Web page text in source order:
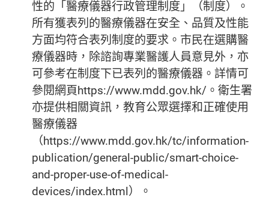
性的「醫療儀器行政管理制度」（制度）。
所有獲表列的醫療儀器在安全、品質及性能
方面均符合表列制度的要求。市民在選購醫
療儀器時，除諮詢專業醫護人員意見外，亦
可參考在制度下已表列的醫療儀器。詳情可
參閱網頁https://www.mdd.gov.hk/。衛生署
亦提供相關資訊，教育公眾選擇和正確使用
醫療儀器
（https://www.mdd.gov.hk/tc/information-
publication/general-public/smart-choice-
and-proper-use-of-medical-
devices/index.html）。